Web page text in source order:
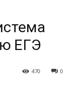
ЕГЭ
0
470